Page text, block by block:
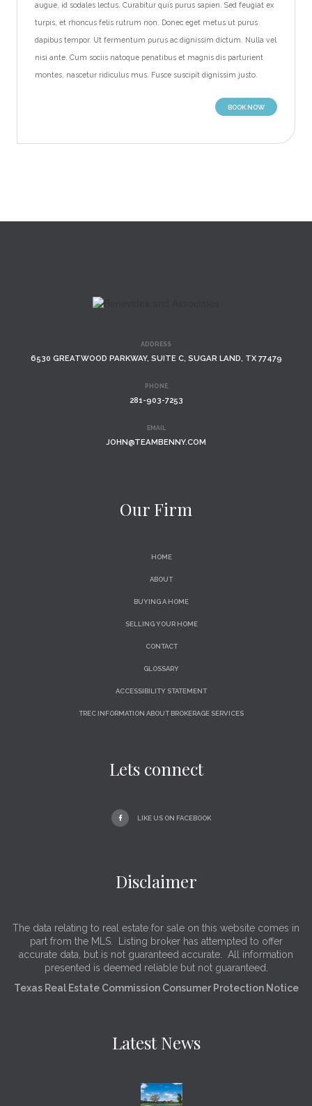
augue, id sodales lectus. Curabitur quis purus sapien. Sed feugiat ex
turpis, et rhoncus felis rutrum non. Donec eget metus ut purus
dapibus tempor. Ut fermentum purus ac dignissim dictum. Nulla vel
nisi ante. Cum sociis natoque penatibus et magnis dis parturient
montes, nascetur ridiculus mus. Fusce suscipit dignissim justo.
BOOK NOW
ADDRESS
6530 GREATWOOD PARKWAY, SUITE C, SUGAR LAND, TX 77479
PHONE
281-903-7253
EMAIL
JOHN@TEAMBENNY.COM
Our Firm
HOME
ABOUT
BUYING A HOME
SELLING YOUR HOME
CONTACT
GLOSSARY
ACCESSIBILITY STATEMENT
TREC INFORMATION ABOUT BROKERAGE SERVICES
Lets connect
LIKE US ON FACEBOOK
Disclaimer
The data relating to real estate for sale on this website comes in
part from the MLS. Listing broker has attempted to offer
accurate data, but is not guaranteed accurate. All information
presented is deemed reliable but not guaranteed.
Texas Real Estate Commission Consumer Protection Notice
Latest News